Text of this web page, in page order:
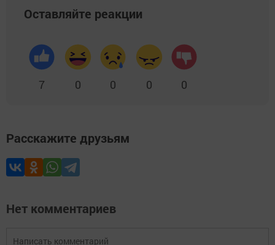
Оставляйте реакции
7 0 0 0 0
Расскажите друзьям
Нет комментариев